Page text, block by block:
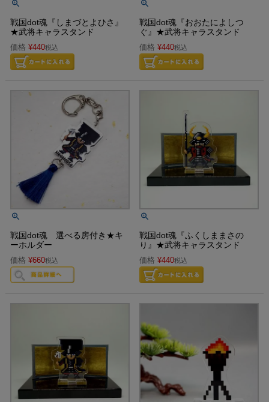
戦国dot魂『しまづとよひさ』
★武将キャラスタンド
価格 ¥440税込
戦国dot魂『おおたによしつ
ぐ』★武将キャラスタンド
価格 ¥440税込
戦国dot魂 選べる房付き★キ
ーホルダー
価格 ¥660税込
戦国dot魂『ふくしままさの
り』★武将キャラスタンド
価格 ¥440税込